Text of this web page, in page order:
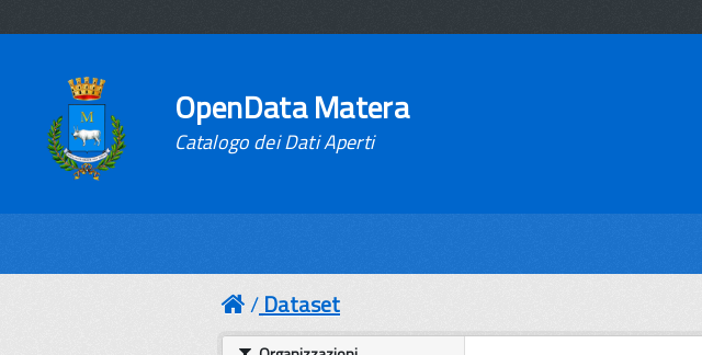
OpenData Matera
Catalogo dei Dati Aperti
Dataset